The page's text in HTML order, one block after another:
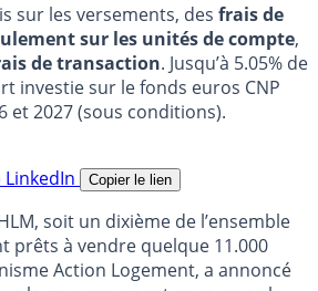
sur les versements, des frais de
sur les unités de compte,
de transaction. Jusqu’à 5.05% de
investie sur le fonds euros CNP
et 2027 (sous conditions).
LinkedIn Copier le lien
soit un dixième de l’ensemble
prêts à vendre quelque 11.000
Action Logement, a annoncé